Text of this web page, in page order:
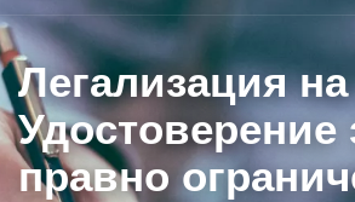
Легализация на
Удостоверение
правно